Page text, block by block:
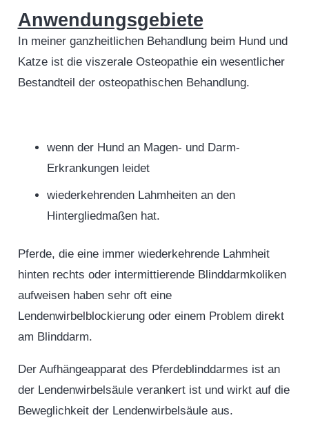
Anwendungsgebiete
In meiner ganzheitlichen Behandlung beim Hund und
Katze ist die viszerale Osteopathie ein wesentlicher
Bestandteil der osteopathischen Behandlung.
wenn der Hund an Magen- und Darm-
Erkrankungen leidet
wiederkehrenden Lahmheiten an den
Hintergliedmaßen hat.
Pferde, die eine immer wiederkehrende Lahmheit
hinten rechts oder intermittierende Blinddarmkoliken
aufweisen haben sehr oft eine
Lendenwirbelblockierung oder einem Problem direkt
am Blinddarm.
Der Aufhängeapparat des Pferdeblinddarmes ist an
der Lendenwirbelsäule verankert ist und wirkt auf die
Beweglichkeit der Lendenwirbelsäule aus.